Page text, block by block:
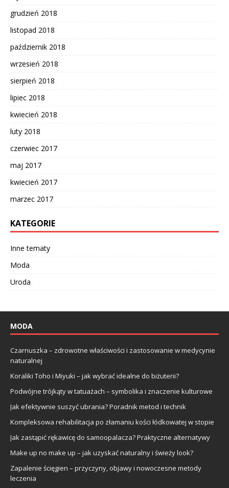
grudzień 2018
listopad 2018
październik 2018
wrzesień 2018
sierpień 2018
lipiec 2018
kwiecień 2018
luty 2018
czerwiec 2017
maj 2017
kwiecień 2017
marzec 2017
KATEGORIE
Inne tematy
Moda
Uroda
MODA
Czarnuszka – zdrowotne właściwości i zastosowanie w medycynie
naturalnej
Koraliki Toho i Miyuki – jak wybrać idealne do biżuterii?
Podwójne trójkąty w tatuażach – symbolika i znaczenie kulturowe
Jak efektywnie suszyć ubrania? Poradnik metod i technik
Kompleksowa rehabilitacja po złamaniu kości łódkowatej w stopie
Jak zastąpić rękawicę do samoopalacza? Praktyczne alternatywy
Make up no make up – jak uzyskać naturalny i świeży look?
Zapalenie ścięgien – przyczyny, objawy i nowoczesne metody
leczenia